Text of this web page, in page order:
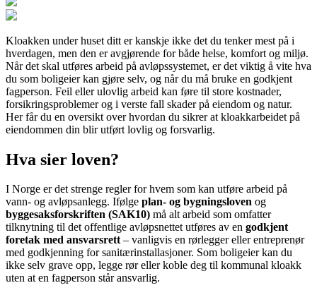
Kloakken under huset ditt er kanskje ikke det du tenker mest på i
hverdagen, men den er avgjørende for både helse, komfort og miljø.
Når det skal utføres arbeid på avløpssystemet, er det viktig å vite hva
du som boligeier kan gjøre selv, og når du må bruke en godkjent
fagperson. Feil eller ulovlig arbeid kan føre til store kostnader,
forsikringsproblemer og i verste fall skader på eiendom og natur.
Her får du en oversikt over hvordan du sikrer at kloakkarbeidet på
eiendommen din blir utført lovlig og forsvarlig.
Hva sier loven?
I Norge er det strenge regler for hvem som kan utføre arbeid på
vann- og avløpsanlegg. Ifølge plan- og bygningsloven og
byggesaksforskriften (SAK10) må alt arbeid som omfatter
tilknytning til det offentlige avløpsnettet utføres av en godkjent
foretak med ansvarsrett– vanligvis en rørlegger eller entreprenør
med godkjenning for sanitærinstallasjoner. Som boligeier kan du
ikke selv grave opp, legge rør eller koble deg til kommunal kloakk
uten at en fagperson står ansvarlig.